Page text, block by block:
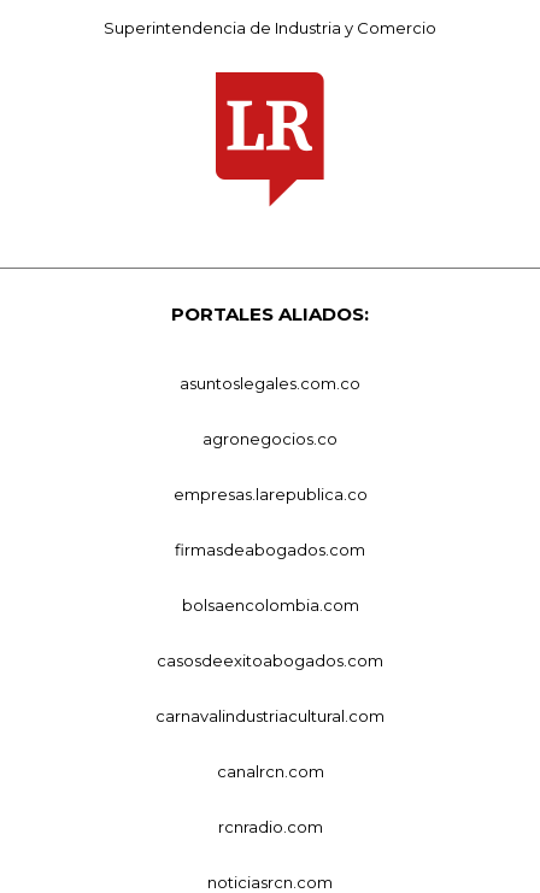
Superintendencia de Industria y Comercio
PORTALES ALIADOS:
asuntoslegales.com.co
agronegocios.co
empresas.larepublica.co
firmasdeabogados.com
bolsaencolombia.com
casosdeexitoabogados.com
carnavalindustriacultural.com
canalrcn.com
rcnradio.com
noticiasrcn.com